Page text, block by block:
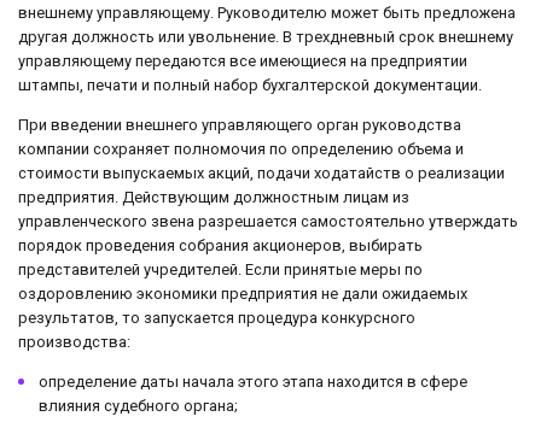
внешнему управляющему. Руководителю может быть предложена
другая должность или увольнение. В трехдневный срок внешнему
управляющему передаются все имеющиеся на предприятии
штампы, печати и полный набор бухгалтерской документации.
При введении внешнего управляющего орган руководства
компании сохраняет полномочия по определению объема и
стоимости выпускаемых акций, подачи ходатайств о реализации
предприятия. Действующим должностным лицам из
управленческого звена разрешается самостоятельно утверждать
порядок проведения собрания акционеров, выбирать
представителей учредителей. Если принятые меры по
оздоровлению экономики предприятия не дали ожидаемых
результатов, то запускается процедура конкурсного
производства:
определение даты начала этого этапа находится в сфере
влияния судебного органа;